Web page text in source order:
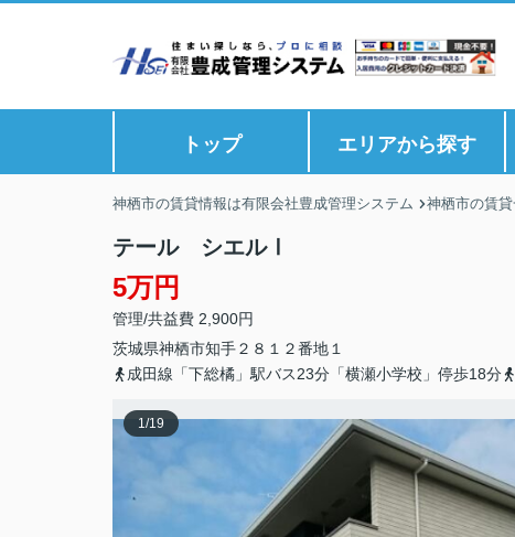
トップ エリアから探す
神栖市の賃貸情報は有限会社豊成管理システム 神栖市の賃貸
テール シエルⅠ
5万円
管理/共益費 2,900円
茨城県神栖市知手２８１２番地１
成田線「下総橘」駅バス23分「横瀬小学校」停歩18分
1/19